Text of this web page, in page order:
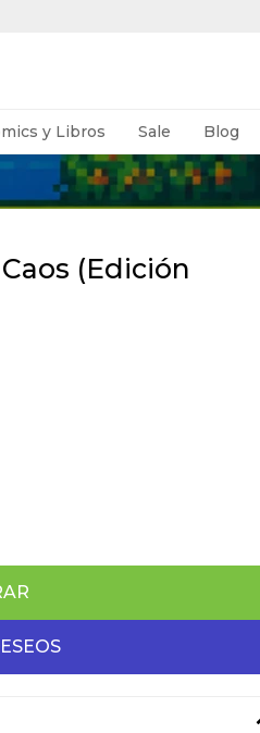
y Libros Sale Blog
(Edición